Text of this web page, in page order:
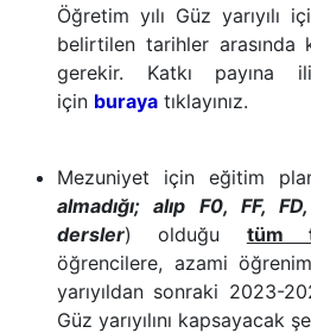
Öğretim yılı Güz yarıyılı
belirtilen tarihler arasında
gerekir. Katkı payına
için buraya tıklayınız.
Mezuniyet için eğitim
almadığı; alıp F0, FF,
dersler) olduğu tüm
öğrencilere, azami
yarıyıldan sonraki 2023-
Güz yarıyılını kapsayacak